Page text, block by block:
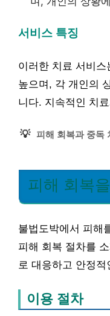
서비스 특징
이러한 치료 서비스
높으며, 각 개인의
니다. 지속적인 치
💡 피해 회복과 중독
피해 회복
불법도박에서 피해
피해 회복 절차를
로 대응하고 안정
이용 절차